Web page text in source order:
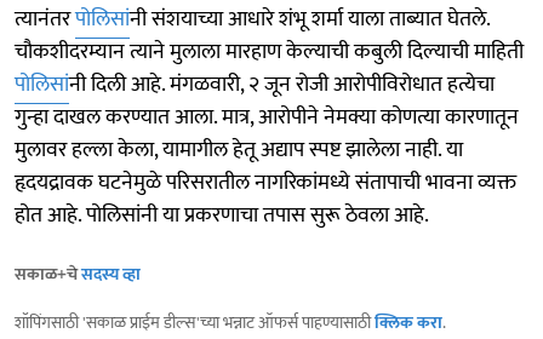
त्यानंतरपोलिसांनी संशयाच्या आधारे शंभू शर्मा याला ताब्यात घेतले.
चौकशीदरम्यान त्याने मुलाला मारहाण केल्याची कबुली दिल्याची माहिती
पोलिसांनी दिली आहे. मंगळवारी, २ जून रोजी आरोपीविरोधात हत्येचा
गुन्हा दाखल करण्यात आला. मात्र, आरोपीने नेमक्या कोणत्या कारणातून
मुलावर हल्ला केला, यामागील हेतू अद्याप स्पष्ट झालेला नाही. या
हृदयद्रावक घटनेमुळे परिसरातील नागरिकांमध्ये संतापाची भावना व्यक्त
होत आहे. पोलिसांनी या प्रकरणाचा तपास सुरू ठेवला आहे.
सकाळ+चेसदस्य व्हा
शॉपिंगसाठी 'सकाळ प्राईम डील्स'च्या भन्नाट ऑफर्स पाहण्यासाठीक्लिक करा.